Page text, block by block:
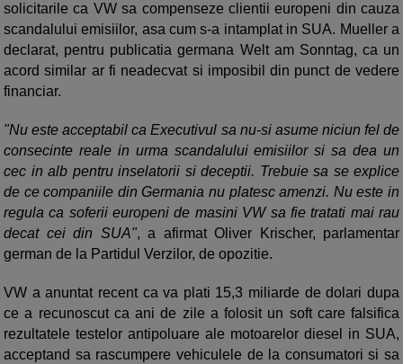
solicitarile ca VW sa compenseze clientii europeni din cauza
scandalului emisiilor, asa cum s-a intamplat in SUA. Mueller a
declarat, pentru publicatia germana Welt am Sonntag, ca un
acord similar ar fi neadecvat si imposibil din punct de vedere
financiar.
"Nu este acceptabil ca Executivul sa nu-si asume niciun fel de
consecinte reale in urma scandalului emisiilor si sa dea un
cec in alb pentru inselatorii si deceptii. Trebuie sa se explice
de ce companiile din Germania nu platesc amenzi. Nu este in
regula ca soferii europeni de masini VW sa fie tratati mai rau
decat cei din SUA", a afirmat Oliver Krischer, parlamentar
german de la Partidul Verzilor, de opozitie.
VW a anuntat recent ca va plati 15,3 miliarde de dolari dupa
ce a recunoscut ca ani de zile a folosit un soft care falsifica
rezultatele testelor antipoluare ale motoarelor diesel in SUA,
acceptand sa rascumpere vehiculele de la consumatori si sa